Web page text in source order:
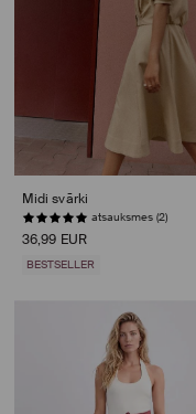
Midi svārki
atsauksmes (2)
36,99 EUR
BESTSELLER